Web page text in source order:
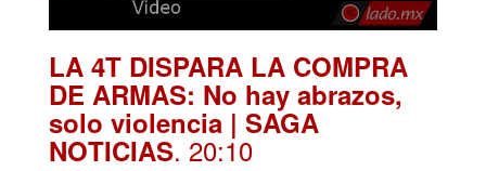
LA 4T DISPARA LA COMPRA
DE ARMAS: No hay abrazos,
solo violencia | SAGA
NOTICIAS. 20:10